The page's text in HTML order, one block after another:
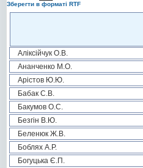
Зберегти в форматі RTF
Аліксійчук О.В.
Ананченко М.О.
Арістов Ю.Ю.
Бабак С.В.
Бакумов О.С.
Безгін В.Ю.
Беленюк Ж.В.
Боблях А.Р.
Богуцька Є.П.